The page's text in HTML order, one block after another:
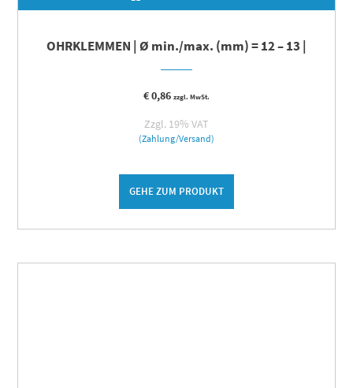
OHRKLEMMEN | Ø min./max. (mm) = 12 – 13 |
€0,86 zzgl. MwSt.
Zzgl. 19% VAT
(Zahlung/Versand)
GEHE ZUM PRODUKT